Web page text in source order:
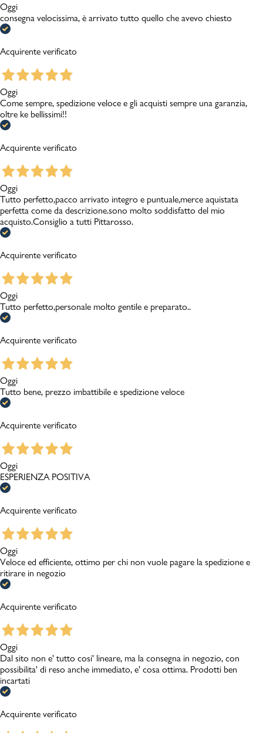
Oggi
consegna velocissima, è arrivato tutto quello che avevo chiesto
Acquirente verificato
Oggi
Come sempre, spedizione veloce e gli acquisti sempre una garanzia,
oltre ke bellissimi!!
Acquirente verificato
Oggi
Tutto perfetto,pacco arrivato integro e puntuale,merce aquistata
perfetta come da descrizione.sono molto soddisfatto del mio
acquisto.Consiglio a tutti Pittarosso.
Acquirente verificato
Oggi
Tutto perfetto,personale molto gentile e preparato..
Acquirente verificato
Oggi
Tutto bene, prezzo imbattibile e spedizione veloce
Acquirente verificato
Oggi
ESPERIENZA POSITIVA
Acquirente verificato
Oggi
Veloce ed efficiente, ottimo per chi non vuole pagare la spedizione e
ritirare in negozio
Acquirente verificato
Oggi
Dal sito non e' tutto cosi' lineare, ma la consegna in negozio, con
possibilita' di reso anche immediato, e' cosa ottima. Prodotti ben
incartati
Acquirente verificato